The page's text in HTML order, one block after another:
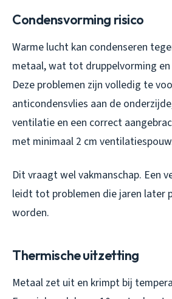
Condensvorming risico
Warme lucht kan condenseren
metaal, wat tot druppelvorming
Deze problemen zijn volledig te
anticondensvlies aan de
ventilatie en een correct
met minimaal 2 cm
Dit vraagt wel vakmanschap. Een
leidt tot problemen die jaren later
worden.
Thermische uitzetting
Metaal zet uit en krimpt bij